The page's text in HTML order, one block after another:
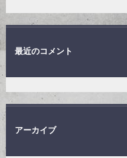
最近のコメント
アーカイブ